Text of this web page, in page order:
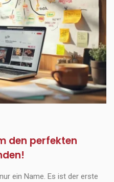
den perfekten
ein Name. Es ist der erste